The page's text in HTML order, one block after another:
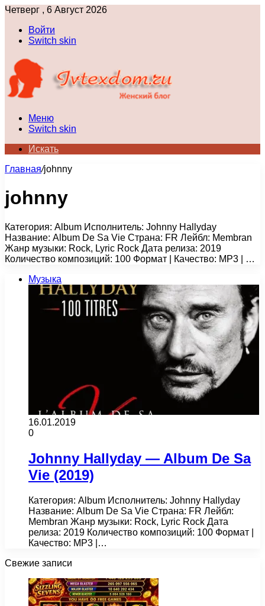
Четверг , 6 Август 2026
Войти
Switch skin
Меню
Switch skin
Искать
Главная/johnny
johnny
Категория: Album Исполнитель: Johnny Hallyday
Название: Album De Sa Vie Страна: FR Лейбл: Membran
Жанр музыки: Rock, Lyric Rock Дата релиза: 2019
Количество композиций: 100 Формат | Качество: MP3 | …
Музыка
16.01.2019
0
Johnny Hallyday — Album De Sa
Vie (2019)
Категория: Album Исполнитель: Johnny Hallyday
Название: Album De Sa Vie Страна: FR Лейбл:
Membran Жанр музыки: Rock, Lyric Rock Дата
релиза: 2019 Количество композиций: 100 Формат |
Качество: MP3 |…
Свежие записи